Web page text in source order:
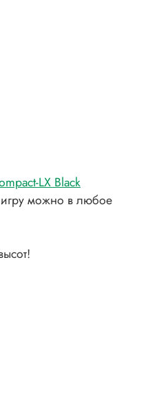
LX Black
можно в любое